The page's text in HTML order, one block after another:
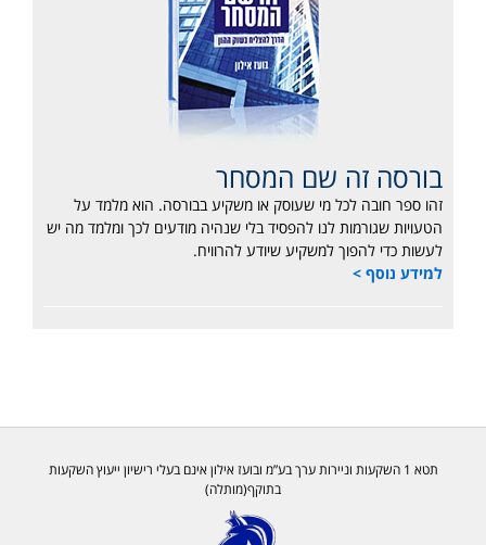
בורסה זה שם המסחר
זהו ספר חובה לכל מי שעוסק או משקיע בבורסה. הוא מלמד על
הטעויות שגורמות לנו להפסיד בלי שנהיה מודעים לכך ומלמד מה יש
לעשות כדי להפוך למשקיע שיודע להרוויח.
למידע נוסף >
תטא 1 השקעות וניירות ערך בע”מ ובועז אילון אינם בעלי רישיון ייעוץ השקעות
בתוקף(מותלה)